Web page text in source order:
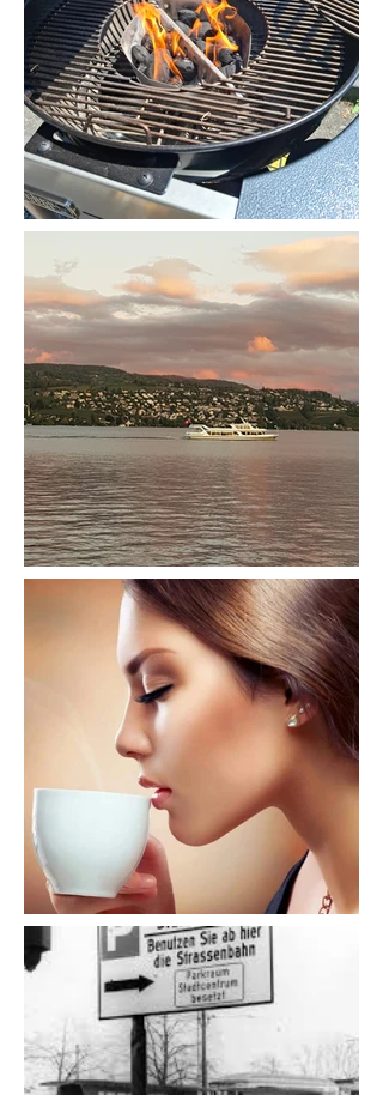
September 2026, fertig. Ich darf mich
auf eine Zusammenarbeit mit Peter's
Top Treff freuen!